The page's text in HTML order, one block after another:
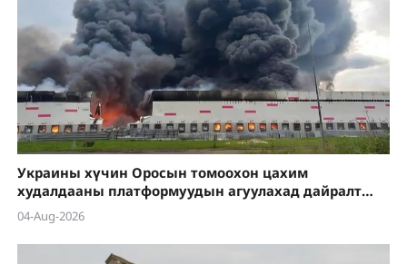
Украины хүчин Оросын томоохон цахим
худалдааны платформуудын агуулахад дайралт
хийсээр байна
04-Aug-2026